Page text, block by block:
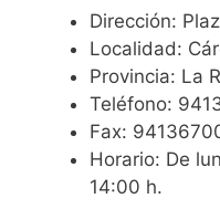
Dirección:
Localidad:
Provincia: La
Teléfono:
Fax:
Horario: De
14:00 h.